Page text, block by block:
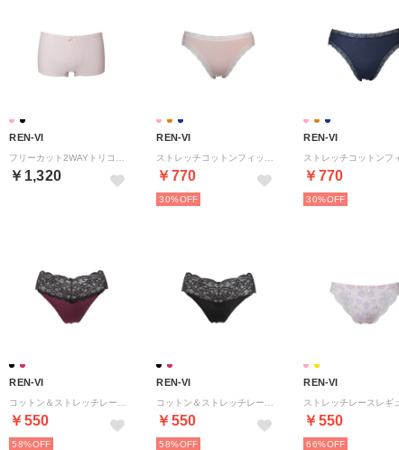
REN-VI
￥1,320
REN-VI
￥770
30%
REN-VI
￥770
30%
REN-VI
￥550
58%
REN-VI
￥550
58%
REN-VI
￥550
66%